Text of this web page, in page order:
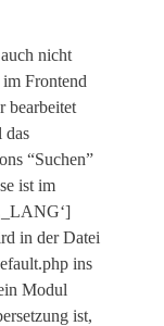
nicht
im Frontend
bearbeitet
das
“Suchen”
ist im
in der Datei
ins
Modul
ist,